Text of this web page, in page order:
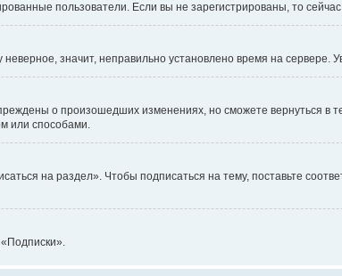
пользователи. Если вы не зарегистрированы, то
значит, неправильно установлено время на
о произошедших изменениях, но сможете вернуться в
или способами.
на раздел». Чтобы подписаться на тему, поставьте